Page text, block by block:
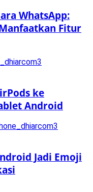
WhatsApp:
Fitur
ke
Android
Jadi Emoji